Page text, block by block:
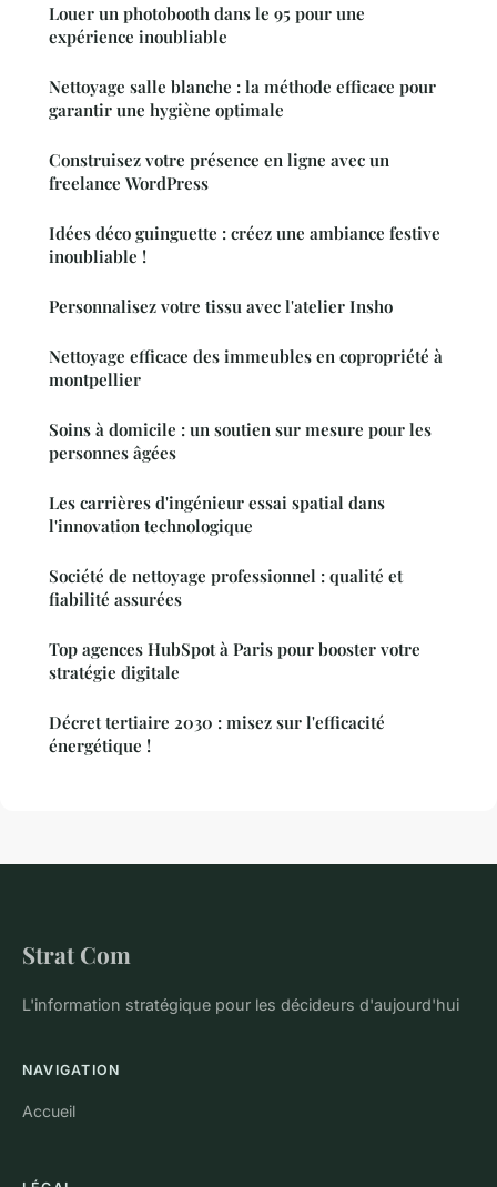
Louer un photobooth dans le 95 pour une
expérience inoubliable
Nettoyage salle blanche : la méthode efficace pour
garantir une hygiène optimale
Construisez votre présence en ligne avec un
freelance WordPress
Idées déco guinguette : créez une ambiance festive
inoubliable !
Personnalisez votre tissu avec l'atelier Insho
Nettoyage efficace des immeubles en copropriété à
montpellier
Soins à domicile : un soutien sur mesure pour les
personnes âgées
Les carrières d'ingénieur essai spatial dans
l'innovation technologique
Société de nettoyage professionnel : qualité et
fiabilité assurées
Top agences HubSpot à Paris pour booster votre
stratégie digitale
Décret tertiaire 2030 : misez sur l'efficacité
énergétique !
Strat Com
L'information stratégique pour les décideurs d'aujourd'hui
NAVIGATION
Accueil